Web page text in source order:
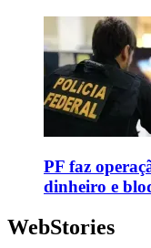
PF faz
dinheiro e
WebStories